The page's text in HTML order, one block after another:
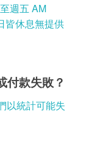
週五 AM
皆休息無提供
付款失敗？
以統計可能失